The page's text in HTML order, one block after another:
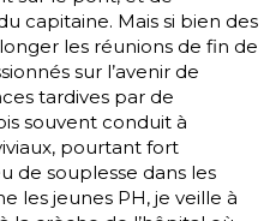
capitaine. Mais si bien des
les réunions de fin de
sur l’avenir de
tardives par de
souvent conduit à
pourtant fort
de souplesse dans les
les jeunes PH, je veille à